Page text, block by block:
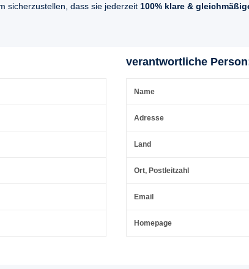
sicherzustellen, dass sie jederzeit 100% klare &
verantwortliche
Name
Adresse
Land
Ort, Postleitzahl
Email
Homepage